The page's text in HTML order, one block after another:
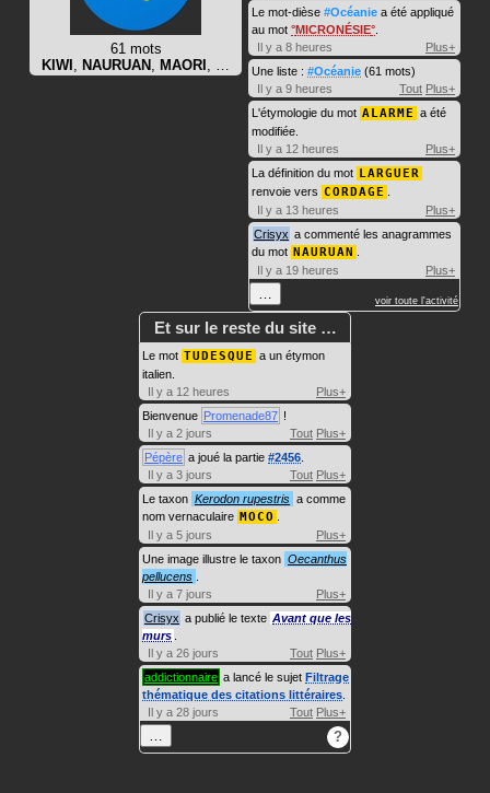
61 mots
KIWI , NAURUAN , MAORI , …
Le mot-dièse #Océanie a été appliqué
au mot
MICRONÉSIE
Il y a 8 heures
Plus+
Une liste : #Océanie (61 mots)
Il y a 9 heures
Tout Plus+
L'étymologie du mot ALARME a été
modifiée.
Il y a 12 heures
Plus+
La définition du mot LARGUER
renvoie vers CORDAGE
Il y a 13 heures
Plus+
Crisyx a commenté les anagrammes
du mot NAURUAN
Il y a 19 heures
Plus+
… voir toute l'activité
Et sur le reste du site …
Le mot TUDESQUE a un étymon
italien.
Il y a 12 heures
Plus+
Bienvenue Promenade87 !
Il y a 2 jours
Tout Plus+
Pépère a joué la partie #2456
Il y a 3 jours
Tout Plus+
Le taxon Kerodon rupestris a comme
nom vernaculaire MOCO
Il y a 5 jours
Plus+
Une image illustre le taxon Oecanthus
pellucens
Il y a 7 jours
Plus+
Crisyx a publié le texte Avant que les
murs
Il y a 26 jours
Tout Plus+
addictionnaire a lancé le sujet Filtrage
thématique des citations littéraires
Il y a 28 jours
Tout Plus+
… ?